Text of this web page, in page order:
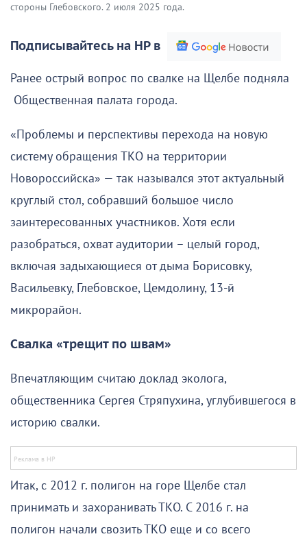
стороны Глебовского. 2 июля 2025 года.
Подписывайтесь на НР в
Ранее острый вопрос по свалке на Щелбе подняла
Общественная палата города.
«Проблемы и перспективы перехода на новую
систему обращения ТКО на территории
Новороссийска» — так назывался этот актуальный
круглый стол, собравший большое число
заинтересованных участников. Хотя если
разобраться, охват аудитории – целый город,
включая задыхающиеся от дыма Борисовку,
Васильевку, Глебовское, Цемдолину, 13-й
микрорайон.
Свалка «трещит по швам»
Впечатляющим считаю доклад эколога,
общественника Сергея Стряпухина, углубившегося в
историю свалки.
Итак, с 2012 г. полигон на горе Щелбе стал
принимать и захоранивать ТКО. С 2016 г. на
полигон начали свозить ТКО еще и со всего